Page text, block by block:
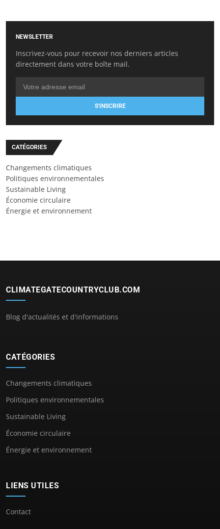
NEWSLETTER
Inscrivez-vous pour recevoir nos derniers articles
directement dans votre boîte mail.
S'INSCRIRE
CATÉGORIES
Changements climatiques
Politiques environnementales
Sustainable Living
Économie circulaire
Énergie et environnement
CLIMATEGATECOUNTRYCLUB.COM
Blog d'actualités et d'informations
CATÉGORIES
Changements climatiques
Politiques environnementales
Sustainable Living
Économie circulaire
Énergie et environnement
LIENS UTILES
Contact